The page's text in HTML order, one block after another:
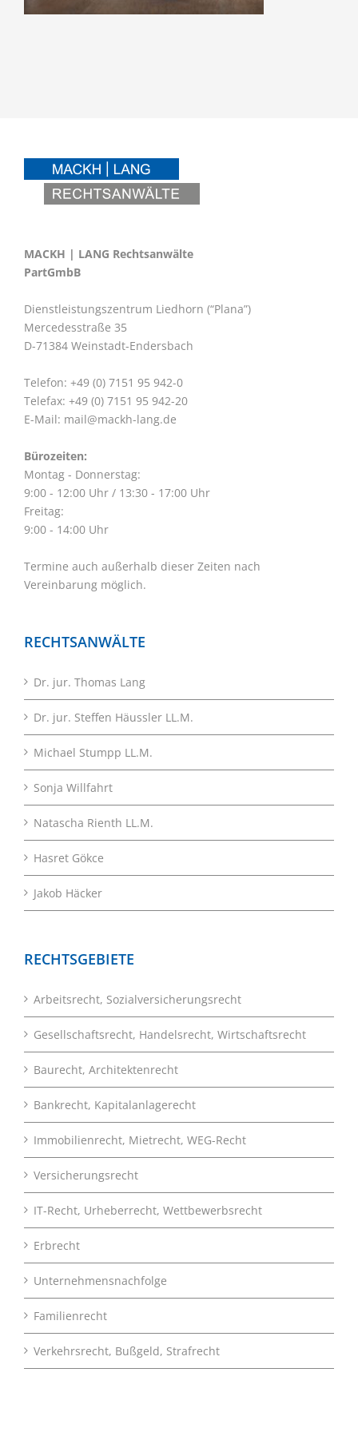
MACKH | LANG Rechtsanwälte
PartGmbB
Dienstleistungszentrum Liedhorn (“Plana”)
Mercedesstraße 35
D-71384 Weinstadt-Endersbach
Telefon: +49 (0) 7151 95 942-0
Telefax: +49 (0) 7151 95 942-20
E-Mail: mail@mackh-lang.de
Bürozeiten:
Montag - Donnerstag:
9:00 - 12:00 Uhr / 13:30 - 17:00 Uhr
Freitag:
9:00 - 14:00 Uhr
Termine auch außerhalb dieser Zeiten nach
Vereinbarung möglich.
RECHTSANWÄLTE
Dr. jur. Thomas Lang
Dr. jur. Steffen Häussler LL.M.
Michael Stumpp LL.M.
Sonja Willfahrt
Natascha Rienth LL.M.
Hasret Gökce
Jakob Häcker
RECHTSGEBIETE
Arbeitsrecht, Sozialversicherungsrecht
Gesellschaftsrecht, Handelsrecht, Wirtschaftsrecht
Baurecht, Architektenrecht
Bankrecht, Kapitalanlagerecht
Immobilienrecht, Mietrecht, WEG-Recht
Versicherungsrecht
IT-Recht, Urheberrecht, Wettbewerbsrecht
Erbrecht
Unternehmensnachfolge
Familienrecht
Verkehrsrecht, Bußgeld, Strafrecht